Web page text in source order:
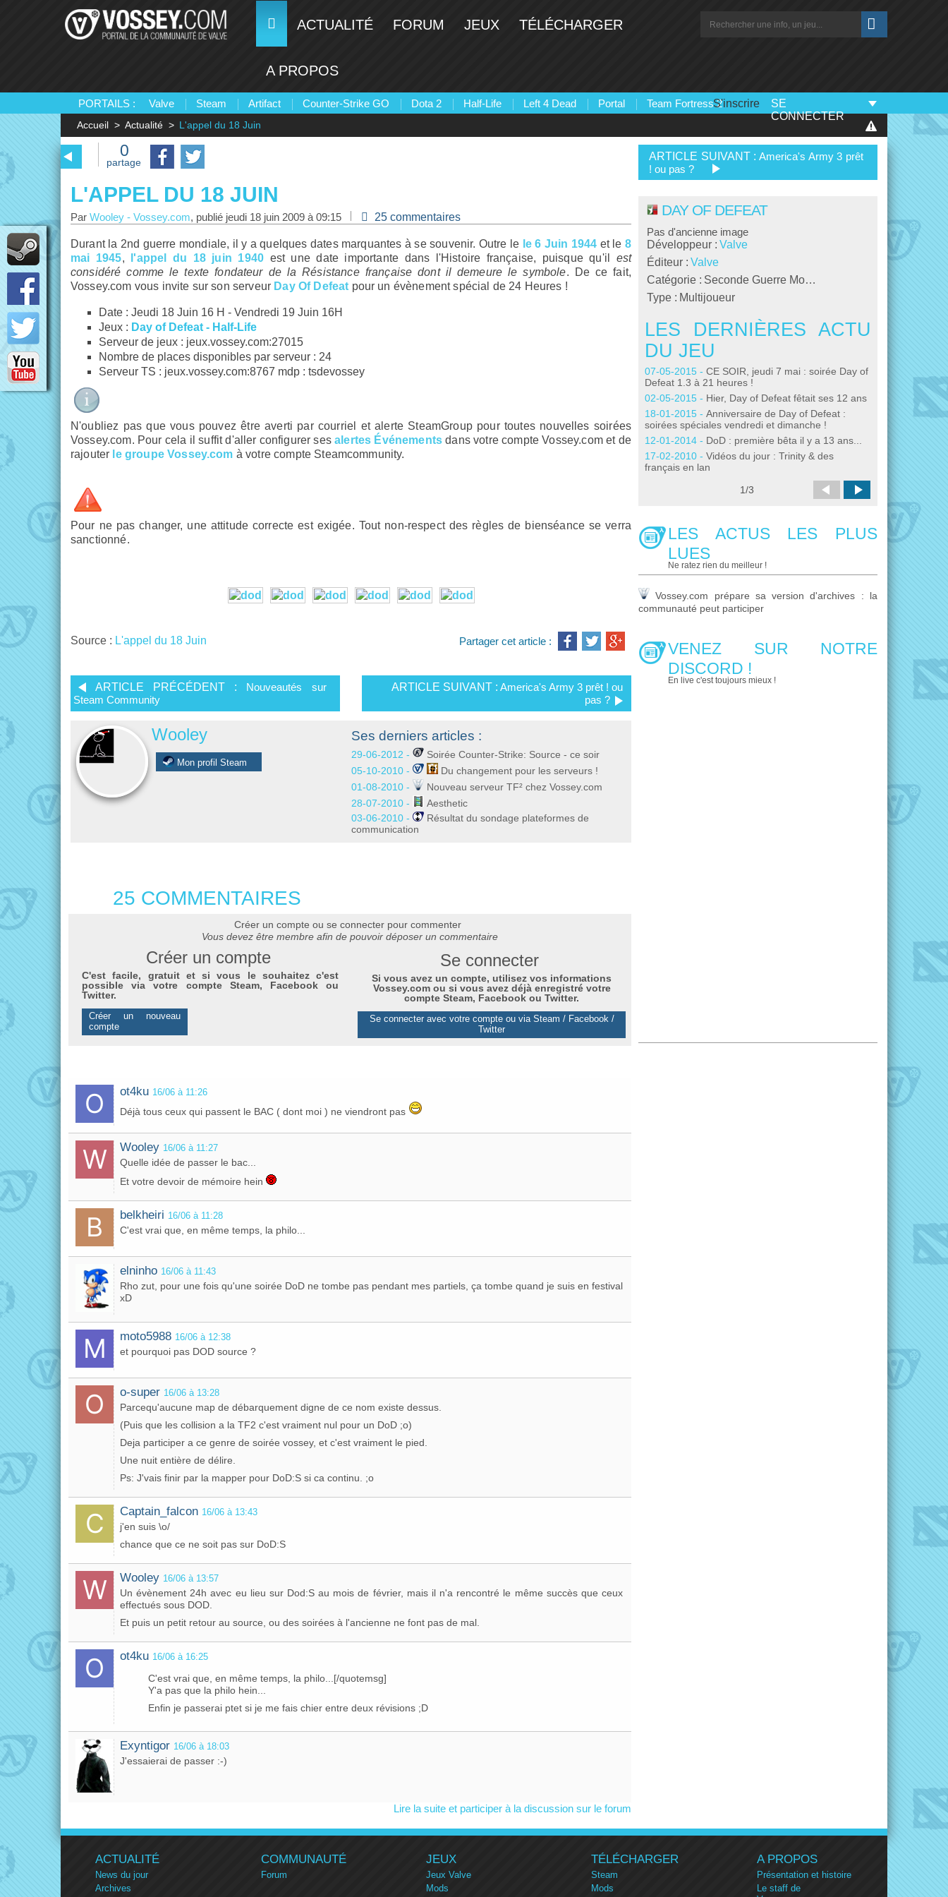
PORTAILS : Valve Steam Artifact Counter-Strike GO Dota 2 Half-Life Left 4 Dead Portal Team Fortress 2
ACTUALITÉ FORUM JEUX TÉLÉCHARGER
A PROPOS
S'inscrire
SE
CONNECTER
Accueil Actualité L'appel du 18 Juin
0
partage
L'APPEL DU 18 JUIN
Par Wooley - Vossey.com, publié jeudi 18 juin 2009 à 09:15 25 commentaires
Durant la 2nd guerre mondiale, il y a quelques dates marquantes à se souvenir. Outre le le 6 Juin 1944 et le 8
mai 1945, l'appel du 18 juin 1940 est une date importante dans l'Histoire française, puisque qu'il est
considéré comme le texte fondateur de la Résistance française dont il demeure le symbole. De ce fait,
Vossey.com vous invite sur son serveur Day Of Defeat pour un évènement spécial de 24 Heures !
Date : Jeudi 18 Juin 16 H - Vendredi 19 Juin 16H
Jeux : Day of Defeat - Half-Life
Serveur de jeux : jeux.vossey.com:27015
Nombre de places disponibles par serveur : 24
Serveur TS : jeux.vossey.com:8767 mdp : tsdevossey
N'oubliez pas que vous pouvez être averti par courriel et alerte SteamGroup pour toutes nouvelles soirées
Vossey.com. Pour cela il suffit d'aller configurer sesalertes Événements dans votre compte Vossey.com et de
rajouter le groupe Vossey.com à votre compte Steamcommunity.
Pour ne pas changer, une attitude correcte est exigée. Tout non-respect des règles de bienséance se verra
sanctionné.
Source : L'appel du 18 Juin Partager cet article :
ARTICLE PRÉCÉDENT : Nouveautés sur
Steam Community
ARTICLE SUIVANT : America's Army 3 prêt ! ou
pas ?
Wooley
Mon profil Steam
Ses derniers articles :
29-06-2012 -
Soirée Counter-Strike: Source - ce soir
05-10-2010 -
Du changement pour les serveurs !
01-08-2010 -
Nouveau serveur TF² chez Vossey.com
28-07-2010 -
Aesthetic
03-06-2010 -
Résultat du sondage plateformes de
communication
25 COMMENTAIRES
Créer un compte ou se connecter pour commenter
Vous devez être membre afin de pouvoir déposer un commentaire
Créer un compte
C'est facile, gratuit et si vous le souhaitez c'est
possible via votre compte Steam, Facebook ou
Twitter.
Créer un nouveau
compte
Se connecter
Si vous avez un compte, utilisez vos informations
Vossey.com ou si vous avez déjà enregistré votre
compte Steam, Facebook ou Twitter.
Se connecter avec votre compte ou via Steam / Facebook /
Twitter
ot4ku 16/06 à 11:26
Déjà tous ceux qui passent le BAC ( dont moi ) ne viendront pas
Wooley 16/06 à 11:27
Quelle idée de passer le bac...
Et votre devoir de mémoire hein
belkheiri 16/06 à 11:28
C'est vrai que, en même temps, la philo...
elninho 16/06 à 11:43
Rho zut, pour une fois qu'une soirée DoD ne tombe pas pendant mes partiels, ça tombe quand je suis en festival
xD
moto5988 16/06 à 12:38
et pourquoi pas DOD source ?
o-super 16/06 à 13:28
Parcequ'aucune map de débarquement digne de ce nom existe dessus.
(Puis que les collision a la TF2 c'est vraiment nul pour un DoD ;o)
Deja participer a ce genre de soirée vossey, et c'est vraiment le pied.
Une nuit entière de délire.
Ps: J'vais finir par la mapper pour DoD:S si ca continu. ;o
Captain_falcon 16/06 à 13:43
j'en suis \o/
chance que ce ne soit pas sur DoD:S
Wooley 16/06 à 13:57
Un évènement 24h avec eu lieu sur Dod:S au mois de février, mais il n'a rencontré le même succès que ceux
effectués sous DOD.
Et puis un petit retour au source, ou des soirées à l'ancienne ne font pas de mal.
ot4ku 16/06 à 16:25
C'est vrai que, en même temps, la philo...[/quotemsg]
Y'a pas que la philo hein...
Enfin je passerai ptet si je me fais chier entre deux révisions ;D
Exyntigor 16/06 à 18:03
J'essaierai de passer :-)
Lire la suite et participer à la discussion sur le forum
ARTICLE SUIVANT : America's Army 3 prêt
! ou pas ?
DAY OF DEFEAT
Pas d'ancienne image
Développeur : Valve
Éditeur : Valve
Catégorie : Seconde Guerre Mo…
Type : Multijoueur
LES DERNIÈRES ACTU
DU JEU
07-05-2015 - CE SOIR, jeudi 7 mai : soirée Day of
Defeat 1.3 à 21 heures !
02-05-2015 - Hier, Day of Defeat fêtait ses 12 ans
18-01-2015 - Anniversaire de Day of Defeat :
soirées spéciales vendredi et dimanche !
12-01-2014 - DoD : première bêta il y a 13 ans...
17-02-2010 - Vidéos du jour : Trinity & des
français en lan
12-01-2010 -
16-09-2009 -
Septembre
1/3
LES ACTUS LES PLUS
LUES
Ne ratez rien du meilleur !
Vossey.com prépare sa version d'archives : la
communauté peut participer
VENEZ SUR NOTRE
DISCORD !
En live c'est toujours mieux !
ACTUALITÉ
News du jour
Archives
COMMUNAUTÉ
Forum
JEUX
Jeux Valve
Mods
TÉLÉCHARGER
Steam
Mods
A PROPOS
Présentation et histoire
Le staff de